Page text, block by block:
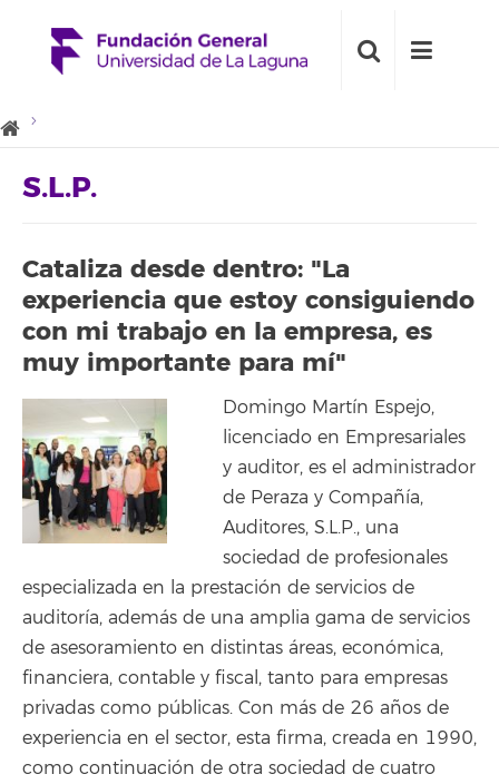
S.L.P.
Cataliza desde dentro: "La
experiencia que estoy consiguiendo
con mi trabajo en la empresa, es
muy importante para mí"
Domingo Martín Espejo,
licenciado en Empresariales
y auditor, es el administrador
de Peraza y Compañía,
Auditores, S.L.P., una
sociedad de profesionales
especializada en la prestación de servicios de
auditoría, además de una amplia gama de servicios
de asesoramiento en distintas áreas, económica,
financiera, contable y fiscal, tanto para empresas
privadas como públicas. Con más de 26 años de
experiencia en el sector, esta firma, creada en 1990,
como continuación de otra sociedad de cuatro